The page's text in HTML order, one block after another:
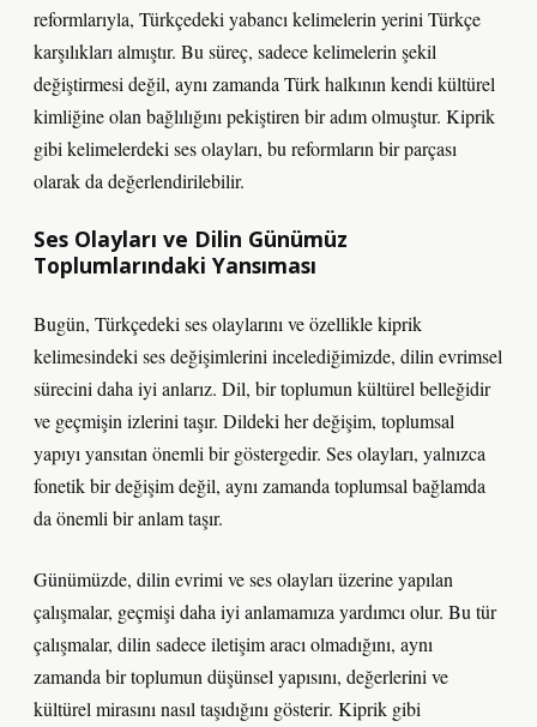
reformlarıyla, Türkçedeki yabancı kelimelerin yerini Türkçe
karşılıkları almıştır. Bu süreç, sadece kelimelerin şekil
değiştirmesi değil, aynı zamanda Türk halkının kendi kültürel
kimliğine olan bağlılığını pekiştiren bir adım olmuştur. Kiprik
gibi kelimelerdeki ses olayları, bu reformların bir parçası
olarak da değerlendirilebilir.
Ses Olayları ve Dilin Günümüz
Toplumlarındaki Yansıması
Bugün, Türkçedeki ses olaylarını ve özellikle kiprik
kelimesindeki ses değişimlerini incelediğimizde, dilin evrimsel
sürecini daha iyi anlarız. Dil, bir toplumun kültürel belleğidir
ve geçmişin izlerini taşır. Dildeki her değişim, toplumsal
yapıyı yansıtan önemli bir göstergedir. Ses olayları, yalnızca
fonetik bir değişim değil, aynı zamanda toplumsal bağlamda
da önemli bir anlam taşır.
Günümüzde, dilin evrimi ve ses olayları üzerine yapılan
çalışmalar, geçmişi daha iyi anlamamıza yardımcı olur. Bu tür
çalışmalar, dilin sadece iletişim aracı olmadığını, aynı
zamanda bir toplumun düşünsel yapısını, değerlerini ve
kültürel mirasını nasıl taşıdığını gösterir. Kiprik gibi